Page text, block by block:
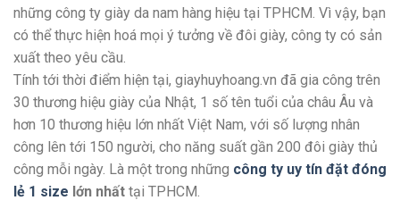
những công ty giày da nam hàng hiệu tại TPHCM. Vì vậy, bạn
có thể thực hiện hoá mọi ý tưởng về đôi giày, công ty có sản
xuất theo yêu cầu.
Tính tới thời điểm hiện tại, giayhuyhoang.vn đã gia công trên
30 thương hiệu giày của Nhật, 1 số tên tuổi của châu Âu và
hơn 10 thương hiệu lớn nhất Việt Nam, với số lượng nhân
công lên tới 150 người, cho năng suất gần 200 đôi giày thủ
công mỗi ngày. Là một trong những công ty uy tín đặt đóng
lẻ 1 size lớn nhất tại TPHCM.